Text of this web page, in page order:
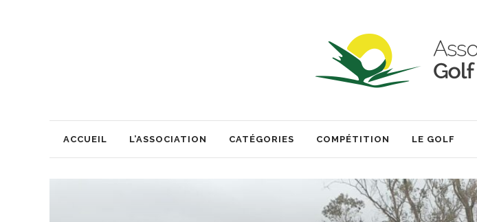
ACCUEIL L’ASSOCIATION CATÉGORIES COMPÉTITION LE GOLF